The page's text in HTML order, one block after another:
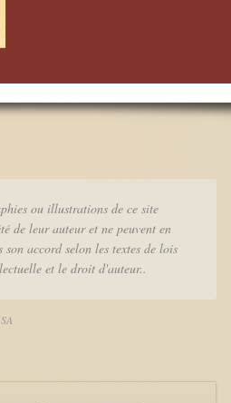
ou illustrations de ce site
de leur auteur et ne peuvent en
son accord selon les textes de lois
et le droit d'auteur..